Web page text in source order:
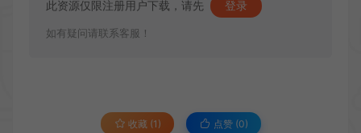
此资源仅限注册用户下载，请先 登录
如有疑问请联系客服！
收藏 (1) 点赞 (0)